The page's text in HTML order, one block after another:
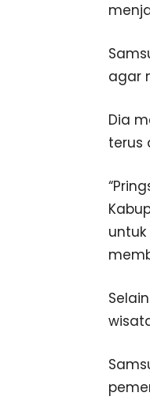
agar
Dia
terus